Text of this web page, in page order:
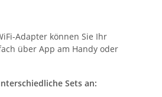
Adapter können Sie Ihr
über App am Handy oder
Sets an: